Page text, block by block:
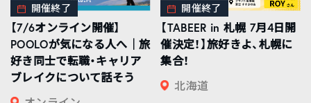
開催終了
【7/6オンライン開催】
POOLOが気になる人へ｜旅
好き同士で転職・キャリア
ブレイクについて話そう
開催終了
【TABEER in 札幌 7月4日開
催決定！】旅好きよ、札幌に
集合！
北海道